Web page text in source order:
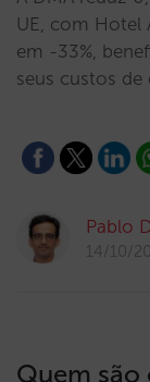
UE, com Hotel
em -33%,
seus custos
Pablo
14/10/
Quem são